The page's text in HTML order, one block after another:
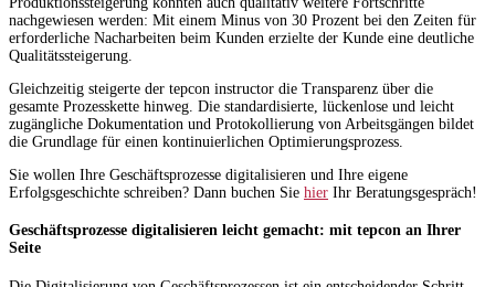
nachgewiesen werden: Mit einem Minus von 30 Prozent bei den Zeiten für
erforderliche Nacharbeiten beim Kunden erzielte der Kunde eine deutliche
Qualitätssteigerung.
Gleichzeitig steigerte der tepcon instructor die Transparenz über die
gesamte Prozesskette hinweg. Die standardisierte, lückenlose und leicht
zugängliche Dokumentation und Protokollierung von Arbeitsgängen bildet
die Grundlage für einen kontinuierlichen Optimierungsprozess.
Sie wollen Ihre Geschäftsprozesse digitalisieren und Ihre eigene
Erfolgsgeschichte schreiben? Dann buchen Sie hier Ihr Beratungsgespräch!
Geschäftsprozesse digitalisieren leicht gemacht: mit tepcon an Ihrer
Seite